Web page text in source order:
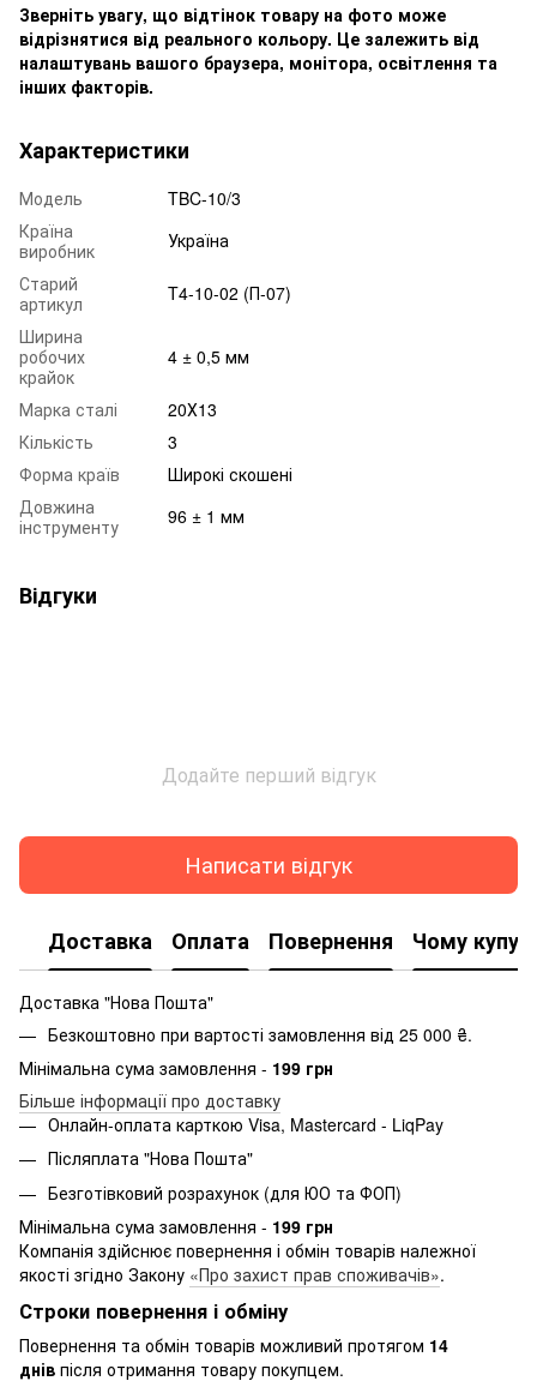
Зверніть увагу, що відтінок товару на фото може
відрізнятися від реального кольору. Це залежить від
налаштувань вашого браузера, монітора, освітлення та
інших факторів.
Характеристики
Модель
TBC-10/3
Країна
виробник
Україна
Старий
артикул
T4-10-02 (П-07)
Ширина
робочих
крайок
4 ± 0,5 мм
Марка сталі
20Х13
Кількість
3
Форма країв
Широкі скошені
Довжина
інструменту
96 ± 1 мм
Відгуки
Додайте перший відгук
Написати відгук
Доставка Оплата Повернення Чому
Доставка "Нова Пошта"
Безкоштовно при вартості замовлення від 25 000 ₴.
Мінімальна сума замовлення - 199 грн
Більше інформації про доставку
Онлайн-оплата карткою Visa, Mastercard - LiqPay
Післяплата "Нова Пошта"
Безготівковий розрахунок (для ЮО та ФОП)
Мінімальна сума замовлення - 199 грн
Компанія здійснює повернення і обмін товарів належної
якості згідно Закону «Про захист прав споживачів».
Строки повернення і обміну
Повернення та обмін товарів можливий протягом 14
днів після отримання товару покупцем.